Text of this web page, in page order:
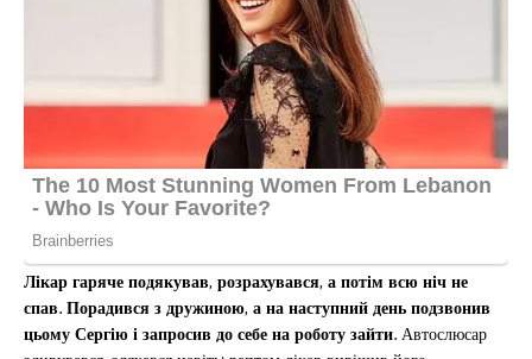
Лікар гаряче подякував, розрахувався, а потім всю ніч не
спав. Порадився з дружиною, а на наступний день подзвонив
цьому Сергію і запросив до себе на роботу зайти.Автослюсар